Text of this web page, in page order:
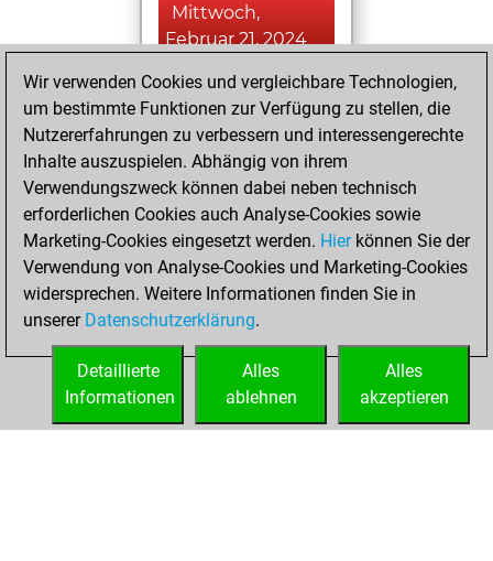
Mittwoch,
Februar 21, 2024
You achieved a
new Elo of 1593
Fritz
created your Studies
account
Studies
Montag, Februar
22, 2021
You created
your Fritz account
Wir verwenden Cookies und vergleichbare Technologien,
um bestimmte Funktionen zur Verfügung zu stellen, die
Nutzererfahrungen zu verbessern und interessengerechte
Inhalte auszuspielen. Abhängig von ihrem
Verwendungszweck können dabei neben technisch
erforderlichen Cookies auch Analyse-Cookies sowie
Marketing-Cookies eingesetzt werden. Hierkönnen Sie der
Verwendung von Analyse-Cookies und Marketing-Cookies
widersprechen. Weitere Informationen finden Sie in
unserer Datenschutzerklärung.
Alles
akzeptieren
Alles
ablehnen
Detaillierte
Informationen